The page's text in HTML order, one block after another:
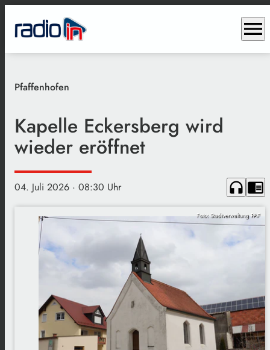
menu
Pfaffenhofen
Kapelle Eckersberg wird
wieder eröffnet
04. Juli 2026 · 08:30 Uhr headphones chrome_reader_mode
Foto: Stadtverwaltung PAF